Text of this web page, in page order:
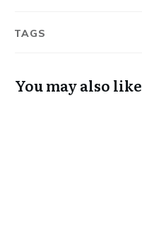
TAGS
You may also like